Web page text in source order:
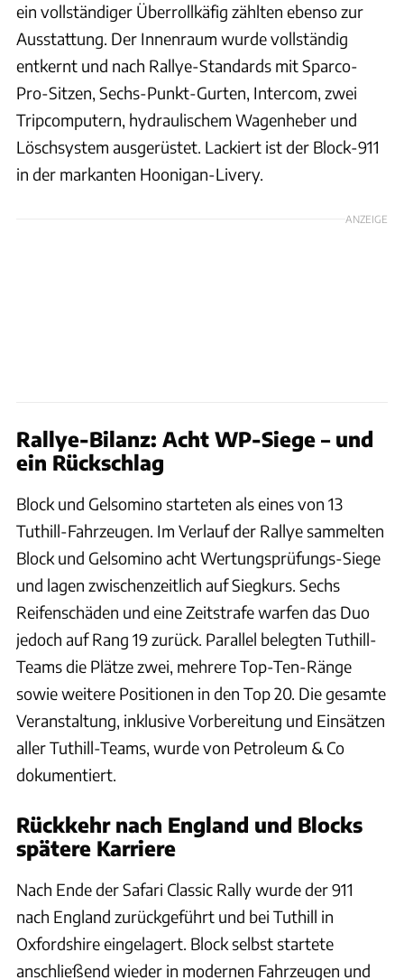
ein vollständiger Überrollkäfig zählten ebenso zur
Ausstattung. Der Innenraum wurde vollständig
entkernt und nach Rallye-Standards mit Sparco-
Pro-Sitzen, Sechs-Punkt-Gurten, Intercom, zwei
Tripcomputern, hydraulischem Wagenheber und
Löschsystem ausgerüstet. Lackiert ist der Block-911
in der markanten Hoonigan-Livery.
ANZEIGE
Rallye-Bilanz: Acht WP-Siege – und
ein Rückschlag
Block und Gelsomino starteten als eines von 13
Tuthill-Fahrzeugen. Im Verlauf der Rallye sammelten
Block und Gelsomino acht Wertungsprüfungs-Siege
und lagen zwischenzeitlich auf Siegkurs. Sechs
Reifenschäden und eine Zeitstrafe warfen das Duo
jedoch auf Rang 19 zurück. Parallel belegten Tuthill-
Teams die Plätze zwei, mehrere Top-Ten-Ränge
sowie weitere Positionen in den Top 20. Die gesamte
Veranstaltung, inklusive Vorbereitung und Einsätzen
aller Tuthill-Teams, wurde von Petroleum & Co
dokumentiert.
Rückkehr nach England und Blocks
spätere Karriere
Nach Ende der Safari Classic Rally wurde der 911
nach England zurückgeführt und bei Tuthill in
Oxfordshire eingelagert. Block selbst startete
anschließend wieder in modernen Fahrzeugen und